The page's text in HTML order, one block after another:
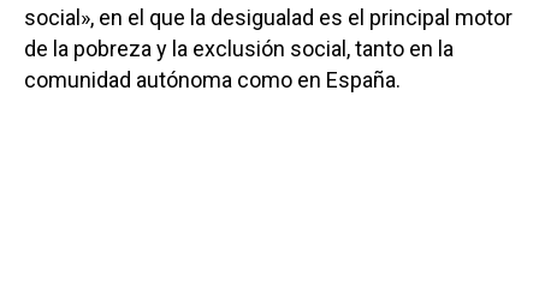
social», en el que la desigualad es el principal motor
de la pobreza y la exclusión social, tanto en la
comunidad autónoma como en España.